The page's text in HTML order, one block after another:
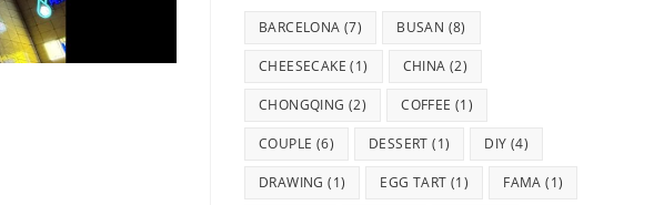
BARCELONA (7) BUSAN (8)
CHEESECAKE (1) CHINA (2)
CHONGQING (2) COFFEE (1)
COUPLE (6) DESSERT (1) DIY (4)
DRAWING (1) EGG TART (1) FAMA (1)